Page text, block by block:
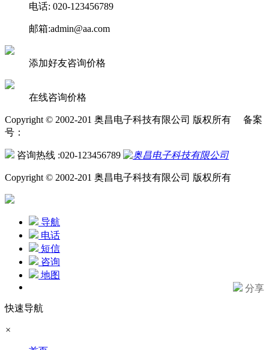
电话: 020-123456789
邮箱:admin@aa.com
添加好友咨询价格
在线咨询价格
Copyright © 2002-201 奥昌电子科技有限公司 版权所有 备案
号：
咨询热线 :020-123456789
Copyright © 2002-201 奥昌电子科技有限公司 版权所有
导航
电话
短信
咨询
地图
分享
快速导航
×